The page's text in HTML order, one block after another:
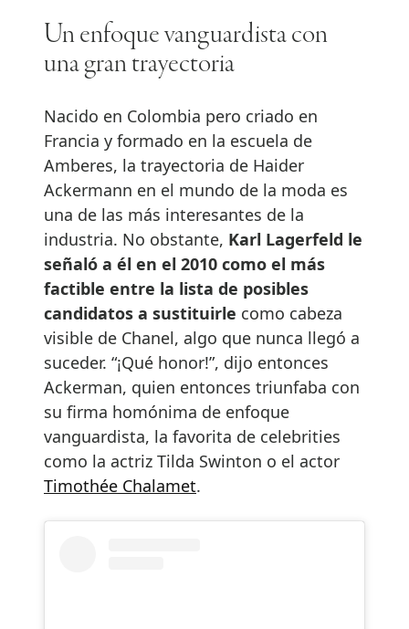
Un enfoque vanguardista con
una gran trayectoria
Nacido en Colombia pero criado en
Francia y formado en la escuela de
Amberes, la trayectoria de Haider
Ackermann en el mundo de la moda es
una de las más interesantes de la
industria. No obstante, Karl Lagerfeld le
señaló a él en el 2010 como el más
factible entre la lista de posibles
candidatos a sustituirle como cabeza
visible de Chanel, algo que nunca llegó a
suceder. “¡Qué honor!”, dijo entonces
Ackerman, quien entonces triunfaba con
su firma homónima de enfoque
vanguardista, la favorita de celebrities
como la actriz Tilda Swinton o el actor
Timothée Chalamet.